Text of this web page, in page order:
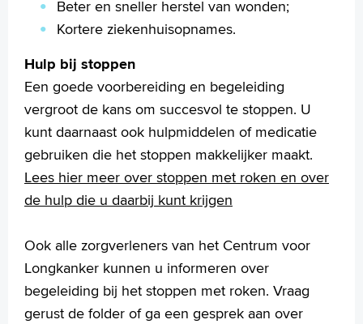
Beter en sneller herstel van wonden;
Kortere ziekenhuisopnames.
Hulp bij stoppen
Een goede voorbereiding en begeleiding
vergroot de kans om succesvol te stoppen. U
kunt daarnaast ook hulpmiddelen of medicatie
gebruiken die het stoppen makkelijker maakt.
Lees hier meer over stoppen met roken en over
de hulp die u daarbij kunt krijgen
Ook alle zorgverleners van het Centrum voor
Longkanker kunnen u informeren over
begeleiding bij het stoppen met roken. Vraag
gerust de folder of ga een gesprek aan over